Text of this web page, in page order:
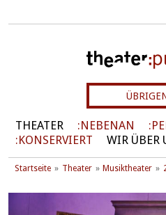
THEATER NEBENAN
KONSERVIERT
WIR ÜBER
Startseite Theater Musiktheater